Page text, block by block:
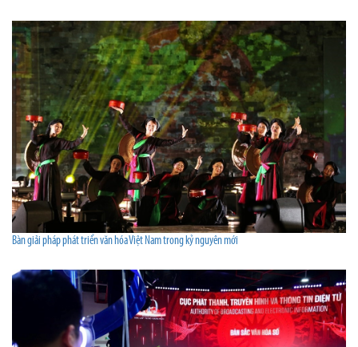
Bàn giải pháp phát triển văn hóa Việt Nam trong kỷ nguyên mới